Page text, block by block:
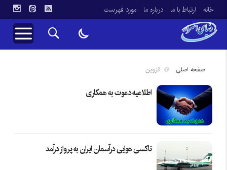
خانه ارتباط با ما درباره ما مورد فهرست
صفحه اصلی قزوین
اطلاعیه دعوت به همکاری
تاکسی هوایی درآسمان ایران به پرواز درآمد